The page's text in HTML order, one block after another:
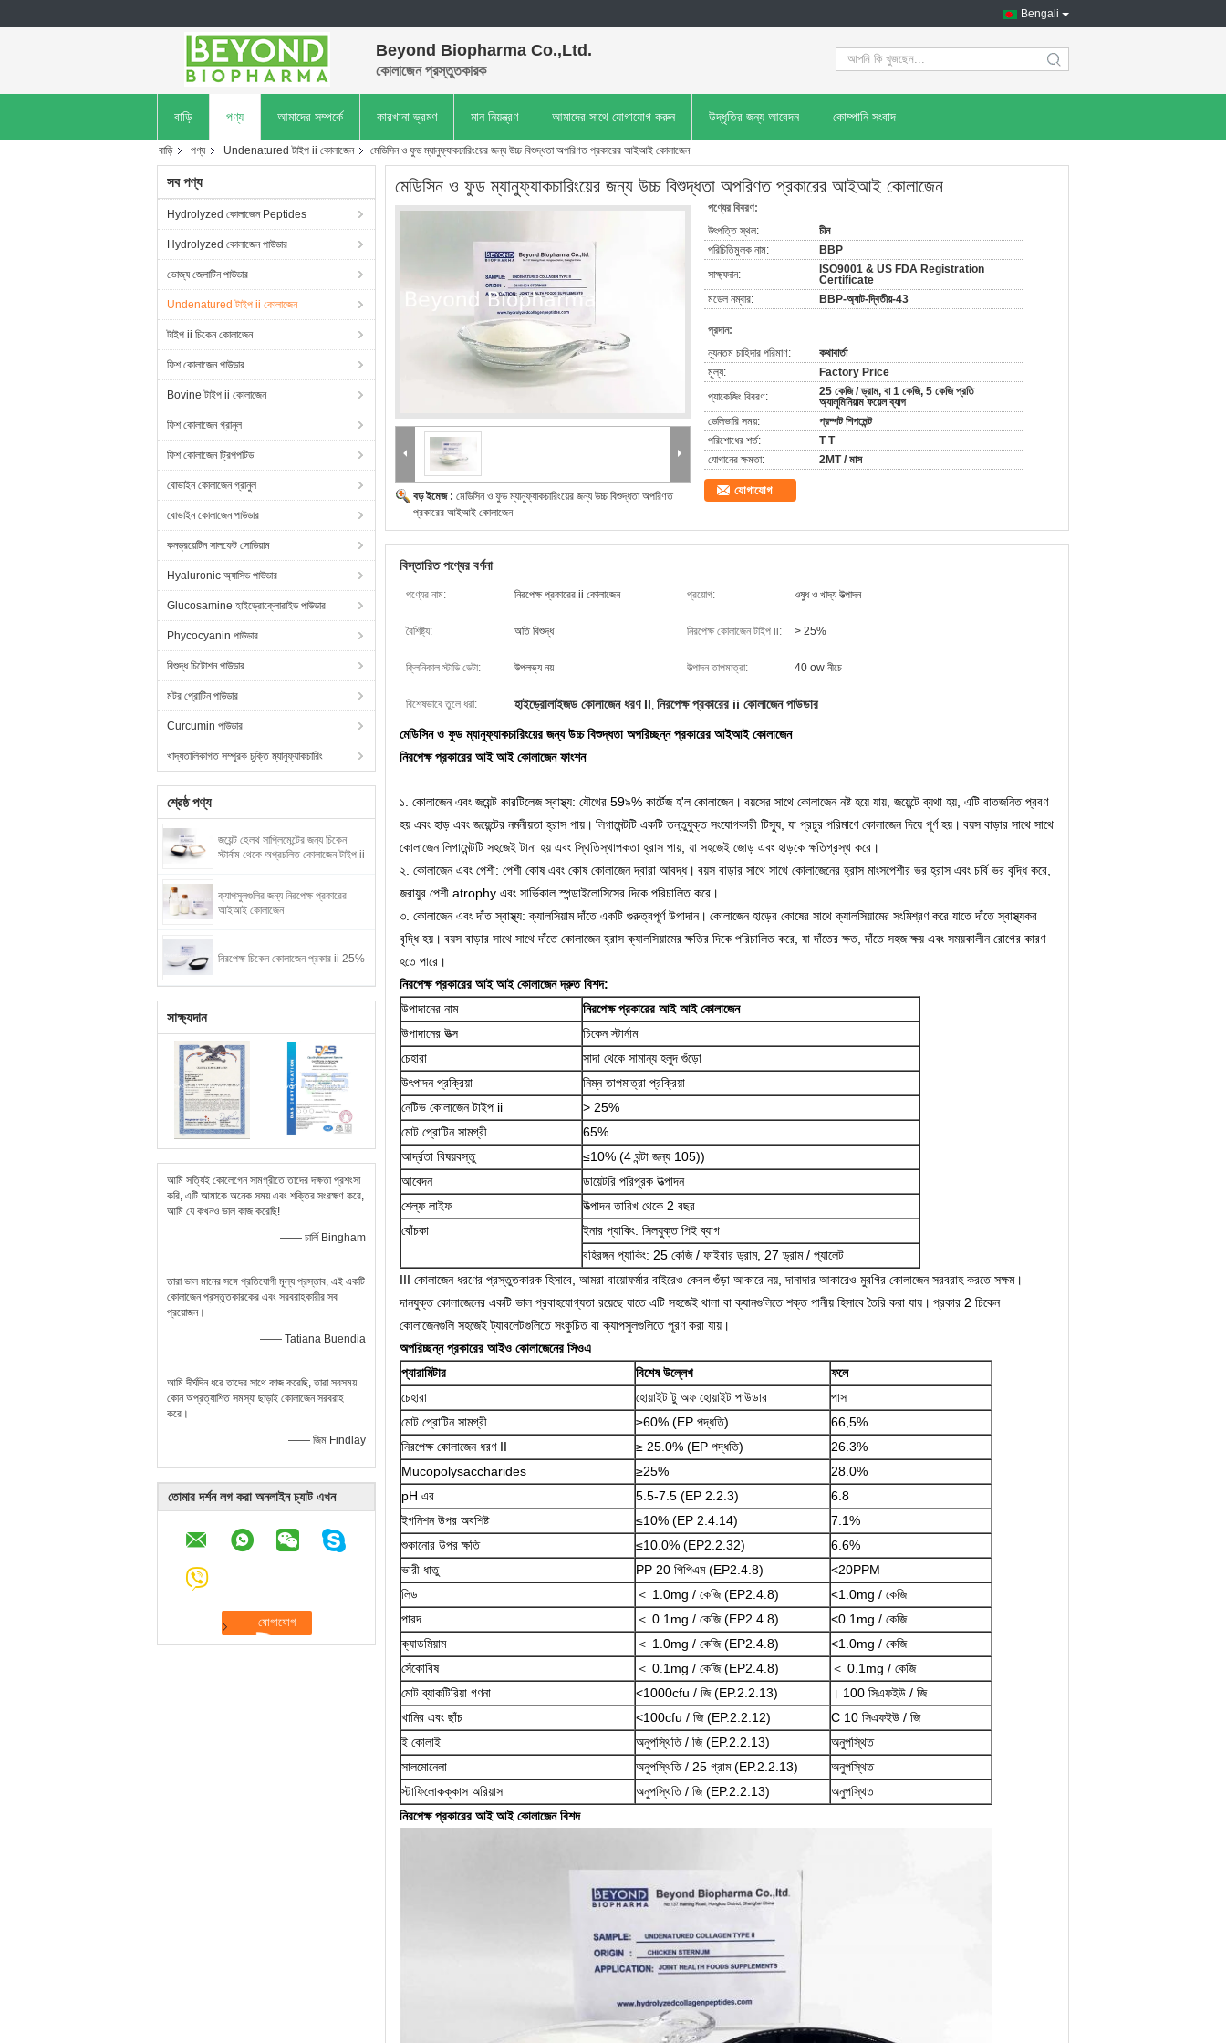
Bengali
Beyond Biopharma Co.,Ltd.
কোলাজেন প্রস্তুতকারক search
বাড়ি পণ্য আমাদের সম্পর্কে কারখানা ভ্রমণ মান নিয়ন্ত্রণ আমাদের সাথে যোগাযোগ করুন উদ্ধৃতির জন্য আবেদন কোম্পানি সংবাদ
বাড়ি পণ্য Undenatured টাইপ ii কোলাজেন মেডিসিন ও ফুড ম্যানুফ্যাকচারিংয়ের জন্য উচ্চ বিশুদ্ধতা অপরিণত প্রকারের আইআই কোলাজেন
সব পণ্য
Hydrolyzed কোলাজেন Peptides
Hydrolyzed কোলাজেন পাউডার
ভোজ্য জেলাটিন পাউডার
Undenatured টাইপ ii কোলাজেন
টাইপ ii চিকেন কোলাজেন
ফিশ কোলাজেন পাউডার
Bovine টাইপ ii কোলাজেন
ফিশ কোলাজেন গ্রানুল
ফিশ কোলাজেন ট্রিপপটিড
বোভাইন কোলাজেন গ্রানুল
বোভাইন কোলাজেন পাউডার
কনড্রয়েটিন সালফেট সোডিয়াম
Hyaluronic অ্যাসিড পাউডার
Glucosamine হাইড্রোক্লোরাইড পাউডার
Phycocyanin পাউডার
বিশুদ্ধ চিটোশন পাউডার
মটর প্রোটিন পাউডার
Curcumin পাউডার
খাদ্যতালিকাগত সম্পূরক চুক্তি ম্যানুফ্যাকচারিং
শ্রেষ্ঠ পণ্য
জয়েন্ট হেলথ সাপ্লিমেন্টের জন্য চিকেন
স্টার্নাম থেকে অপ্রচলিত কোলাজেন টাইপ ii
ক্যাপসুলগুলির জন্য নিরপেক্ষ প্রকারের
আইআই কোলাজেন
নিরপেক্ষ চিকেন কোলাজেন প্রকার ii 25%
সাক্ষ্যদান
আমি সত্যিই কোলেগেন সামগ্রীতে তাদের দক্ষতা প্রশংসা
করি, এটি আমাকে অনেক সময় এবং শক্তির সংরক্ষণ করে,
আমি যে কখনও ভাল কাজ করেছি!
—— চার্লি Bingham
তারা ভাল মানের সঙ্গে প্রতিযোগী মূল্য প্রস্তাব, এই একটি
কোলাজেন প্রস্তুতকারকের এবং সরবরাহকারীর সব
প্রয়োজন।
—— Tatiana Buendia
আমি দীর্ঘদিন ধরে তাদের সাথে কাজ করেছি, তারা সবসময়
কোন অপ্রত্যাশিত সমস্যা ছাড়াই কোলাজেন সরবরাহ
করে।
—— জিম Findlay
তোমার দর্শন লগ করা অনলাইন চ্যাট এখন
মেডিসিন ও ফুড ম্যানুফ্যাকচারিংয়ের জন্য উচ্চ বিশুদ্ধতা অপরিণত প্রকারের আইআই কোলাজেন
বড় ইমেজ : মেডিসিন ও ফুড ম্যানুফ্যাকচারিংয়ের জন্য উচ্চ বিশুদ্ধতা অপরিণত
প্রকারের আইআই কোলাজেন
পণ্যের বিবরণ:
উৎপত্তি স্থল:
চীন
পরিচিতিমুলক নাম:
BBP
সাক্ষ্যদান:
ISO9001 & US FDA Registration
Certificate
মডেল নম্বার:
BBP-অ্যাট-দ্বিতীয়-43
প্রদান:
ন্যূনতম চাহিদার পরিমাণ:
কথাবার্তা
মূল্য:
Factory Price
প্যাকেজিং বিবরণ:
25 কেজি / ড্রাম, বা 1 কেজি, 5 কেজি প্রতি
অ্যালুমিনিয়াম ফয়েল ব্যাগ
ডেলিভারি সময়:
প্রম্পট শিপমেন্ট
পরিশোধের শর্ত:
T T
যোগানের ক্ষমতা:
2MT / মাস
যোগাযোগ
বিস্তারিত পণ্যের বর্ণনা
পণ্যের নাম: নিরপেক্ষ প্রকারের ii কোলাজেন প্রয়োগ: ওষুধ ও খাদ্য উত্পাদন
বৈশিষ্ট্য: অতি বিশুদ্ধ নিরপেক্ষ কোলাজেন টাইপ ii: > 25%
ক্লিনিকাল স্টাডি ডেটা: উপলভ্য নয় উত্পাদন তাপমাত্রা: 40 ow নীচে
বিশেষভাবে তুলে ধরা: হাইড্রোলাইজড কোলাজেন ধরণ II, নিরপেক্ষ প্রকারের ii কোলাজেন পাউডার
মেডিসিন ও ফুড ম্যানুফ্যাকচারিংয়ের জন্য উচ্চ বিশুদ্ধতা অপরিচ্ছন্ন প্রকারের আইআই কোলাজেন
নিরপেক্ষ প্রকারের আই আই কোলাজেন ফাংশন
১. কোলাজেন এবং জয়েন্ট কারটিলেজ স্বাস্থ্য: যৌথের 59৯% কার্টেজ হ'ল কোলাজেন। বয়সের সাথে কোলাজেন নষ্ট হয়ে যায়, জয়েন্টে ব্যথা হয়, এটি বাতজনিত প্রবণ
হয় এবং হাড় এবং জয়েন্টের নমনীয়তা হ্রাস পায়। লিগামেন্টটি একটি তন্তুযুক্ত সংযোগকারী টিস্যু, যা প্রচুর পরিমাণে কোলাজেন দিয়ে পূর্ণ হয়। বয়স বাড়ার সাথে সাথে
কোলাজেন লিগামেন্টটি সহজেই টানা হয় এবং স্থিতিস্থাপকতা হ্রাস পায়, যা সহজেই জোড় এবং হাড়কে ক্ষতিগ্রস্থ করে।
২. কোলাজেন এবং পেশী: পেশী কোষ এবং কোষ কোলাজেন দ্বারা আবদ্ধ। বয়স বাড়ার সাথে সাথে কোলাজেনের হ্রাস মাংসপেশীর ভর হ্রাস এবং চর্বি ভর বৃদ্ধি করে,
জরায়ুর পেশী atrophy এবং সার্ভিকাল স্পন্ডাইলোসিসের দিকে পরিচালিত করে।
৩. কোলাজেন এবং দাঁত স্বাস্থ্য: ক্যালসিয়াম দাঁতে একটি গুরুত্বপূর্ণ উপাদান। কোলাজেন হাড়ের কোষের সাথে ক্যালসিয়ামের সংমিশ্রণ করে যাতে দাঁতে স্বাস্থ্যকর
বৃদ্ধি হয়। বয়স বাড়ার সাথে সাথে দাঁতে কোলাজেন হ্রাস ক্যালসিয়ামের ক্ষতির দিকে পরিচালিত করে, যা দাঁতের ক্ষত, দাঁতে সহজ ক্ষয় এবং সময়কালীন রোগের কারণ
হতে পারে।
নিরপেক্ষ প্রকারের আই আই কোলাজেন দ্রুত বিশদ:
উপাদানের নাম
নিরপেক্ষ প্রকারের আই আই কোলাজেন
উপাদানের উত্স
চিকেন স্টার্নাম
চেহারা
সাদা থেকে সামান্য হলুদ গুঁড়ো
উৎপাদন প্রক্রিয়া
নিম্ন তাপমাত্রা প্রক্রিয়া
নেটিভ কোলাজেন টাইপ ii
> 25%
মোট প্রোটিন সামগ্রী
65%
আর্দ্রতা বিষয়বস্তু
≤10% (4 ঘন্টা জন্য 105))
আবেদন
ডায়েটরি পরিপূরক উত্পাদন
শেল্ফ লাইফ
উত্পাদন তারিখ থেকে 2 বছর
বোঁচকা
ইনার প্যাকিং: সিলযুক্ত পিই ব্যাগ
বহিরঙ্গন প্যাকিং: 25 কেজি / ফাইবার ড্রাম, 27 ড্রাম / প্যালেট
III কোলাজেন ধরণের প্রস্তুতকারক হিসাবে, আমরা বায়োফর্মার বাইরেও কেবল গুঁড়া আকারে নয়, দানাদার আকারেও মুরগির কোলাজেন সরবরাহ করতে সক্ষম।
দানযুক্ত কোলাজেনের একটি ভাল প্রবাহযোগ্যতা রয়েছে যাতে এটি সহজেই থালা বা ক্যানগুলিতে শক্ত পানীয় হিসাবে তৈরি করা যায়। প্রকার 2 চিকেন
কোলাজেনগুলি সহজেই ট্যাবলেটগুলিতে সংকুচিত বা ক্যাপসুলগুলিতে পূরণ করা যায়।
অপরিচ্ছন্ন প্রকারের আইও কোলাজেনের সিওএ
প্যারামিটার
বিশেষ উল্লেখ
ফলে
চেহারা
হোয়াইট টু অফ হোয়াইট পাউডার
পাস
মোট প্রোটিন সামগ্রী
≥60% (EP পদ্ধতি)
66,5%
নিরপেক্ষ কোলাজেন ধরণ II
≥ 25.0% (EP পদ্ধতি)
26.3%
Mucopolysaccharides
≥25%
28.0%
pH এর
5.5-7.5 (EP 2.2.3)
6.8
ইগনিশন উপর অবশিষ্ট
≤10% (EP 2.4.14)
7.1%
শুকানোর উপর ক্ষতি
≤10.0% (EP2.2.32)
6.6%
ভারী ধাতু
PP 20 পিপিএম (EP2.4.8)
<20PPM
লিড
＜ 1.0mg / কেজি (EP2.4.8)
<1.0mg / কেজি
পারদ
＜ 0.1mg / কেজি (EP2.4.8)
<0.1mg / কেজি
ক্যাডমিয়াম
＜ 1.0mg / কেজি (EP2.4.8)
<1.0mg / কেজি
সেঁকোবিষ
＜ 0.1mg / কেজি (EP2.4.8)
＜ 0.1mg / কেজি
মোট ব্যাকটিরিয়া গণনা
<1000cfu / জি (EP.2.2.13)
। 100 সিএফইউ / জি
খামির এবং ছাঁচ
<100cfu / জি (EP.2.2.12)
C 10 সিএফইউ / জি
ই কোলাই
অনুপস্থিতি / জি (EP.2.2.13)
অনুপস্থিত
সালমোনেলা
অনুপস্থিতি / 25 গ্রাম (EP.2.2.13)
অনুপস্থিত
স্টাফিলোকক্কাস অরিয়াস
অনুপস্থিতি / জি (EP.2.2.13)
অনুপস্থিত
নিরপেক্ষ প্রকারের আই আই কোলাজেন বিশদ